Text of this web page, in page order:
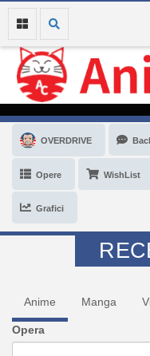
OVERDRIVE
Opere WishList
Grafici
Anime Manga
Opera